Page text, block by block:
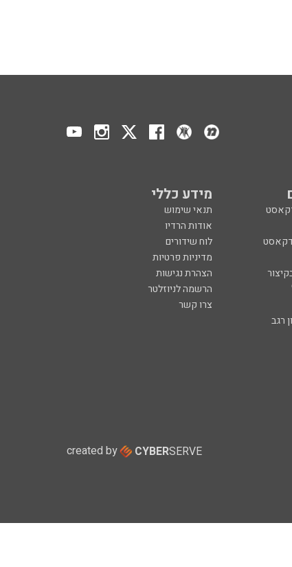
מידע כללי
תנאי שימוש
אודות הרדיו
לוח שידורים
מדיניות פרטיות
הצהרת נגישות
הרשמה לניוזלטר
צרו קשר
רגב
created by CYBERSERVE